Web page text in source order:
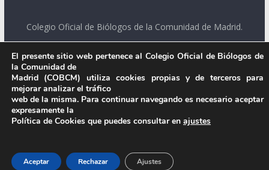
Colegio Oficial de Biólogos de la Comunidad de Madrid.
El presente sitio web pertenece al Colegio Oficial de Biólogos de
la Comunidad de
Madrid (COBCM) utiliza cookies propias y de terceros para
mejorar analizar el tráfico
web de la misma. Para continuar navegando es necesario aceptar
expresamente la
Política de Cookies que puedes consultar en ajustes
Aceptar Rechazar Ajustes